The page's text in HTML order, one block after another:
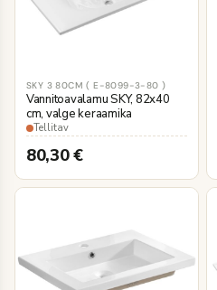
SKY 3 80CM ( E-8099-3-80 )
Vannitoavalamu SKY, 82x40
cm, valge keraamika
Tellitav
80,30€